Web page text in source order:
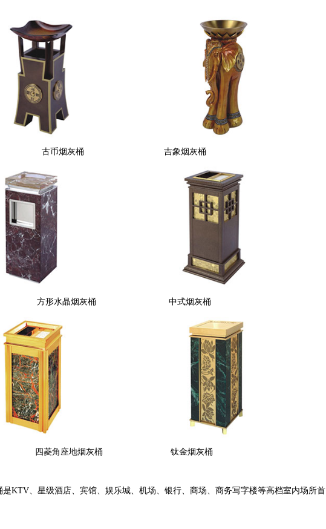
古币烟灰桶 吉象烟灰桶
方形水晶烟灰桶 中式烟灰桶
四菱角座地烟灰桶 钛金烟灰桶
是KTV、星级酒店、宾馆、娱乐城、机场、银行、商场、商务写字楼等高档室内场所首